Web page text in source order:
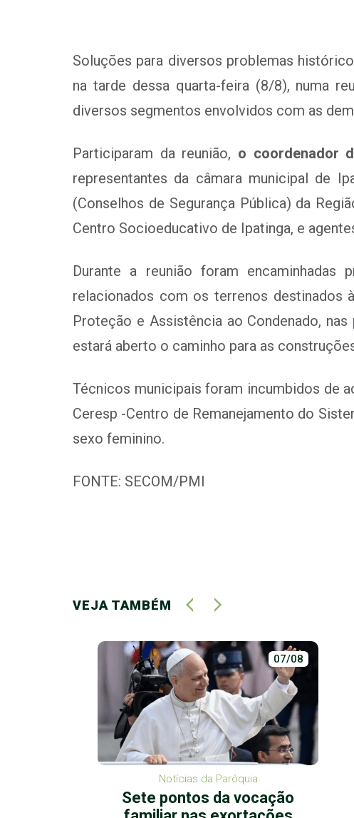
Soluções para diversos problemas
na tarde dessa quarta-feira (8/8), numa
diversos segmentos envolvidos com as
Participaram da reunião, o coordenador
representantes da câmara municipal de
(Conselhos de Segurança Pública) da
Centro Socioeducativo de Ipatinga, e
Durante a reunião foram
relacionados com os terrenos
Proteção e Assistência ao Condenado,
estará aberto o caminho para as
Técnicos municipais foram incumbidos de
Ceresp -Centro de Remanejamento do
sexo feminino.
FONTE: SECOM/PMI
VEJA TAMBÉM
07/08
Notícias da Paróquia
Sete pontos da vocação